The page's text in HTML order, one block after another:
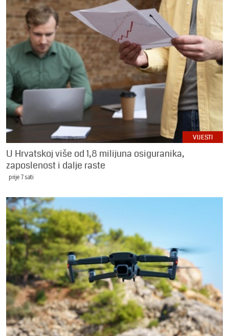
VIJESTI
U Hrvatskoj više od 1,8 milijuna osiguranika,
zaposlenost i dalje raste
prije 7 sati